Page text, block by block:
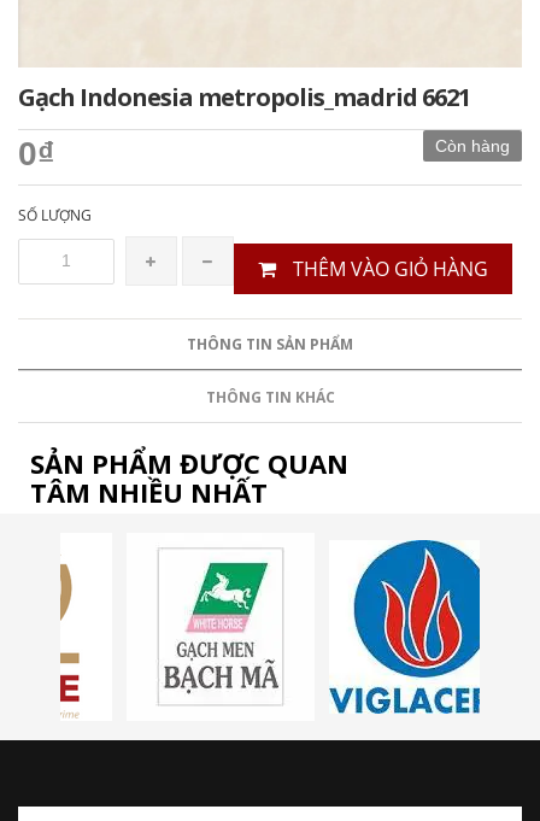
Gạch Indonesia metropolis_madrid 6621
Còn hàng
0₫
SỐ LƯỢNG
THÊM VÀO GIỎ HÀNG
THÔNG TIN SẢN PHẨM
THÔNG TIN KHÁC
SẢN PHẨM ĐƯỢC QUAN
TÂM NHIỀU NHẤT